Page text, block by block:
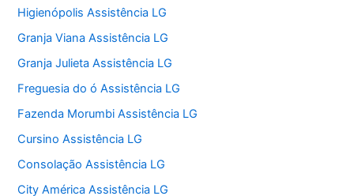
Higienópolis Assistência LG
Granja Viana Assistência LG
Granja Julieta Assistência LG
Freguesia do ó Assistência LG
Fazenda Morumbi Assistência LG
Cursino Assistência LG
Consolação Assistência LG
City América Assistência LG